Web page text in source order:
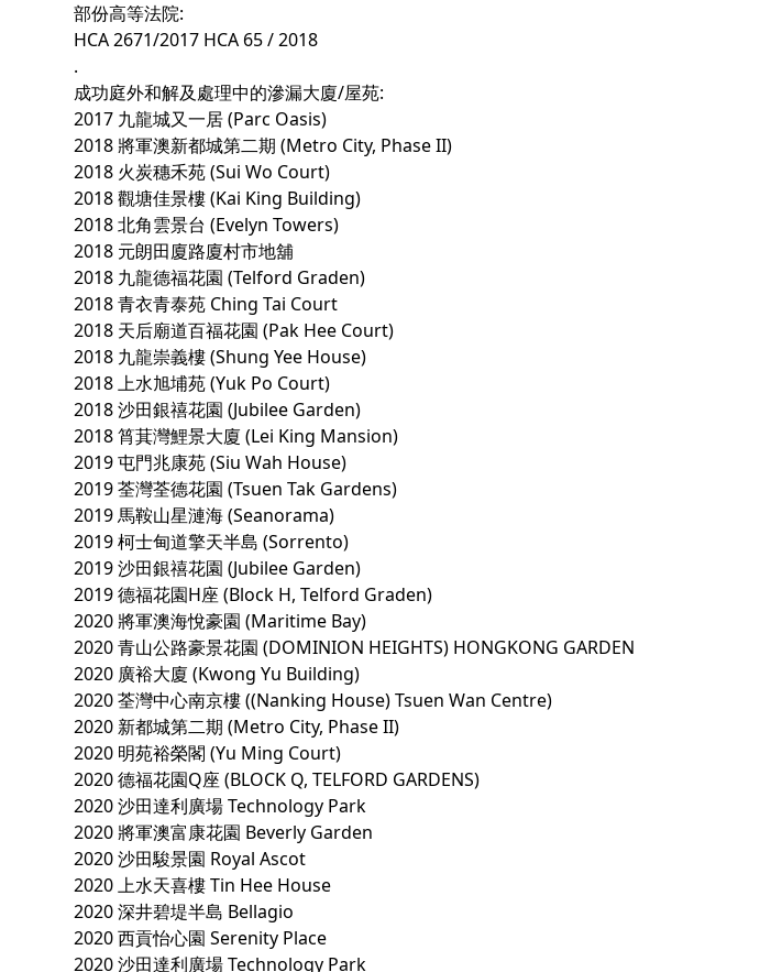
部份高等法院:
HCA 2671/2017 HCA 65 / 2018
.
成功庭外和解及處理中的滲漏大廈/屋苑:
2017 九龍城又一居 (Parc Oasis)
2018 將軍澳新都城第二期 (Metro City, Phase II)
2018 火炭穗禾苑 (Sui Wo Court)
2018 觀塘佳景樓 (Kai King Building)
2018 北角雲景台 (Evelyn Towers)
2018 元朗田廈路廈村市地舖
2018 九龍德福花園 (Telford Graden)
2018 青衣青泰苑 Ching Tai Court
2018 天后廟道百福花園 (Pak Hee Court)
2018 九龍崇義樓 (Shung Yee House)
2018 上水旭埔苑 (Yuk Po Court)
2018 沙田銀禧花園 (Jubilee Garden)
2018 筲萁灣鯉景大廈 (Lei King Mansion)
2019 屯門兆康苑 (Siu Wah House)
2019 荃灣荃德花園 (Tsuen Tak Gardens)
2019 馬鞍山星漣海 (Seanorama)
2019 柯士甸道擎天半島 (Sorrento)
2019 沙田銀禧花園 (Jubilee Garden)
2019 德福花園H座 (Block H, Telford Graden)
2020 將軍澳海悅豪園 (Maritime Bay)
2020 青山公路豪景花園 (DOMINION HEIGHTS) HONGKONG GARDEN
2020 廣裕大廈 (Kwong Yu Building)
2020 荃灣中心南京樓 ((Nanking House) Tsuen Wan Centre)
2020 新都城第二期 (Metro City, Phase II)
2020 明苑裕榮閣 (Yu Ming Court)
2020 德福花園Q座 (BLOCK Q, TELFORD GARDENS)
2020 沙田達利廣場 Technology Park
2020 將軍澳富康花園 Beverly Garden
2020 沙田駿景園 Royal Ascot
2020 上水天喜樓 Tin Hee House
2020 深井碧堤半島 Bellagio
2020 西貢怡心園 Serenity Place
2020 沙田達利廣場 Technology Park